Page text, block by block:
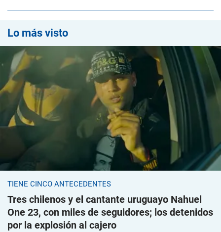
Lo más visto
TIENE CINCO ANTECEDENTES
Tres chilenos y el cantante uruguayo Nahuel
One 23, con miles de seguidores; los detenidos
por la explosión al cajero